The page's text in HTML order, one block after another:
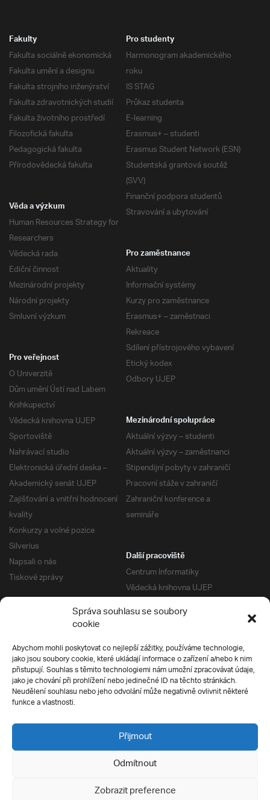
Správa souhlasu se soubory
cookie
Abychom mohli poskytovat co nejlepší zážitky, používáme technologie,
jako jsou soubory cookie, které ukládají informace o zařízení a/nebo k nim
přistupují. Souhlas s těmito technologiemi nám umožní zpracovávat údaje,
jako je chování při prohlížení nebo jedinečné ID na těchto stránkách.
Neudělení souhlasu nebo jeho odvolání může negativně ovlivnit některé
funkce a vlastnosti.
Přijmout
Odmítnout
Zobrazit preference
Fakulty
Fakulta sociálně ekonomická
Fakulta umění a designu
Fakulta strojního inženýrství
Fakulta zdravotnických studií
Fakulta životního prostředí
Filozofická fakulta
Pedagogická fakulta
Přírodovědecká fakulta
Pro studenty
Harmonogram akademického
roku
IS STAG
Průkaz studenta
E-learning
Erasmus+ – studenti
Erasmus Student Network (ESN)
Studentská grantová soutěž
(SVV)
Finanční podpora studentů
Stravování a ubytování
Věda a výzkum
Human Resources Strategy for
Researchers
Vědecká rada
Ediční činnost
Mezinárodní projekty
Národní projekty
Smluvní výzkum
Pro zaměstnance
Aktuality
Informační systémy
Kurzy pro zaměstnance
Erasmus+ – zaměstnaci
Rekreace
Sdílení přístrojového vybavení
Etický kodex
Odbory UJEP
Pro veřejnost
O Univerzitě
Dům umění Ústí nad Labem
Knihkupectví
Vědecká knihovna UJEP
Sportoviště
Nahrávací studio
Elektronická úřední deska –
Akademický senát UJEP
Zajišťování a vnitřní hodnocení
kvality
Konkurzy a volné pozice
Silverius
Napsali o nás
Tiskové zprávy
Mezinárodní spolupráce
Aktuální výzvy – studenti
Aktuální výzvy – zaměstnanci
Stipendijní pobyty v zahraničí
Pracovní stáže v zahraničí
Zahraniční konference a
semináře
Další pracoviště
Centrum Informatiky
Vědecká knihovna UJEP
Správa kolejí a menz
Univerzitní centrum podpory
Silverius
Pro uchazeče
Přijímací řízení
E-prihlaska
Přípravné kurzy
Ochrana soukromí
Všechna práva vyhrazena